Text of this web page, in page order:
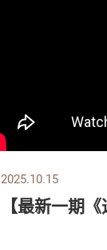
2025.10.15
【最新一期